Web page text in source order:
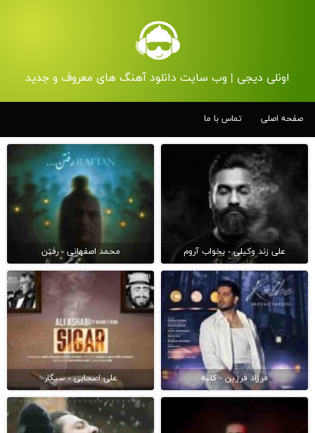
اونلی دیجی | وب سایت دانلود آهنگ های معروف و جدید
صفحه اصلی تماس با ما
علی زند وکیلی - بخواب آروم محمد اصفهانی - رفتن
فرزاد فرزین - کلبه علی اصحابی - سیگار